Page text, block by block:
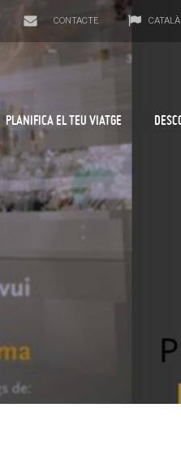
CONTACTE CATALÀ
PLANIFICA EL TEU VIATGE